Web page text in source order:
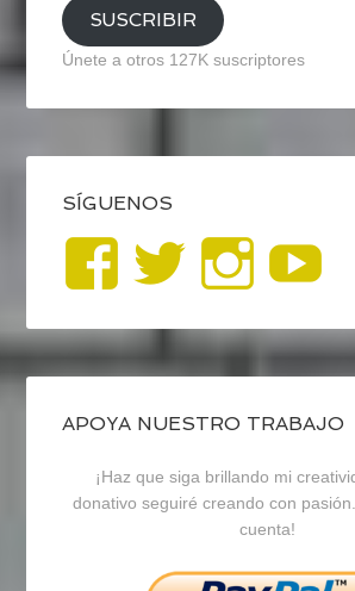
SUSCRIBIR
Únete a otros 127K suscriptores
SÍGUENOS
Ver
perfil
de
en
Facebook
Ver
perfil
de
en
Ver
de
en
APOYA NUESTRO TRABAJO
¡Haz que siga brillando mi
donativo seguiré creando con
cuenta!